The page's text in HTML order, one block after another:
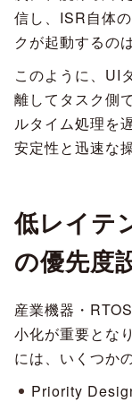
信し、ISR自体
クが起動するの
このように、UI
離してタスク側
ルタイム処理を
安定性と迅速な
低レイテ
の優先度
産業機器・
小化が重要とな
には、いくつか
Priority